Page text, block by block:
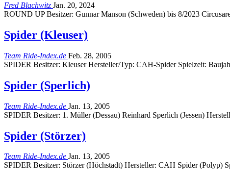
Fred Blachwitz Jan. 20, 2024
ROUND UP Besitzer: Gunnar Manson (Schweden) bis 8/2023
Spider (Kleuser)
Team Ride-Index.de Feb. 28, 2005
SPIDER Besitzer: Kleuser Hersteller/Typ: CAH-Spider Spielzeit:
Spider (Sperlich)
Team Ride-Index.de Jan. 13, 2005
SPIDER Besitzer: 1. Müller (Dessau) Reinhard Sperlich (Jessen)
Spider (Störzer)
Team Ride-Index.de Jan. 13, 2005
SPIDER Besitzer: Störzer (Höchstadt) Hersteller: CAH Spider (Polyp)